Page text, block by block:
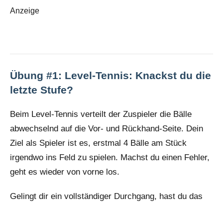
Anzeige
Übung #1: Level-Tennis: Knackst du die
letzte Stufe?
Beim Level-Tennis verteilt der Zuspieler die Bälle
abwechselnd auf die Vor- und Rückhand-Seite. Dein
Ziel als Spieler ist es, erstmal 4 Bälle am Stück
irgendwo ins Feld zu spielen. Machst du einen Fehler,
geht es wieder von vorne los.
Gelingt dir ein vollständiger Durchgang, hast du das